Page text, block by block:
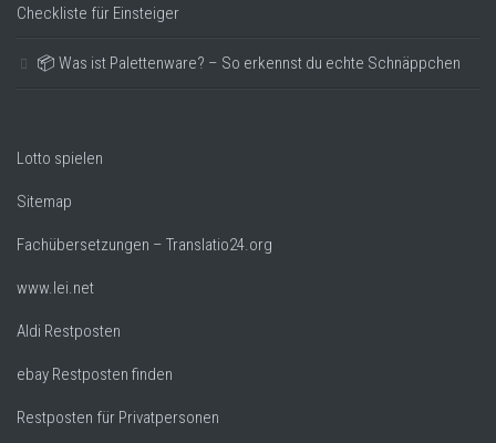
Checkliste für Einsteiger
📦 Was ist Palettenware? – So erkennst du echte Schnäppchen
Lotto spielen
Sitemap
Fachübersetzungen – Translatio24.org
www.lei.net
Aldi Restposten
ebay Restposten finden
Restposten für Privatpersonen